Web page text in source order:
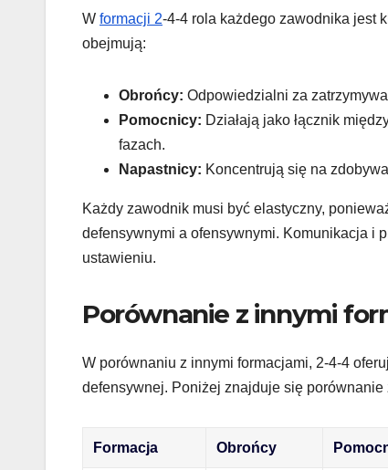
W formacji 2-4-4 rola każdego zawodnika jest
obejmują:
Obrońcy: Odpowiedzialni za
Pomocnicy: Działają jako łącznik
fazach.
Napastnicy: Koncentrują się na
Każdy zawodnik musi być elastyczny,
defensywnymi a ofensywnymi. Komunikacja i
ustawieniu.
Porównanie z innymi
W porównaniu z innymi formacjami, 2-4-4
defensywnej. Poniżej znajduje się
Formacja Obrońcy